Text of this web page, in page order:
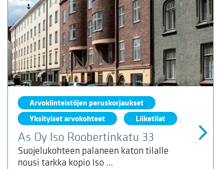
Arvokiinteistöjen peruskorjaukset
Yksityiset arvokohteet
Liiketilat
As Oy Iso Roobertinkatu 33
Suojelukohteen palaneen katon tilalle
nousi tarkka kopio Iso …